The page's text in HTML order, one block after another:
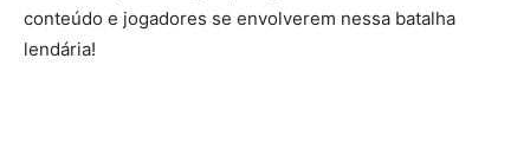
conteúdo e jogadores se envolverem nessa batalha
lendária!